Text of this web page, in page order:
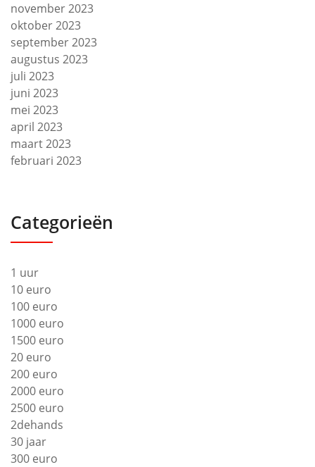
november 2023
oktober 2023
september 2023
augustus 2023
juli 2023
juni 2023
mei 2023
april 2023
maart 2023
februari 2023
Categorieën
1 uur
10 euro
100 euro
1000 euro
1500 euro
20 euro
200 euro
2000 euro
2500 euro
2dehands
30 jaar
300 euro